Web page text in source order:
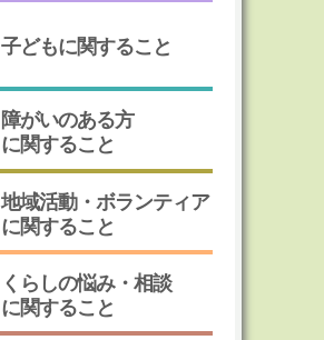
子どもに関すること
障がいのある方
に関すること
地域活動・ボランティア
に関すること
くらしの悩み・相談
に関すること